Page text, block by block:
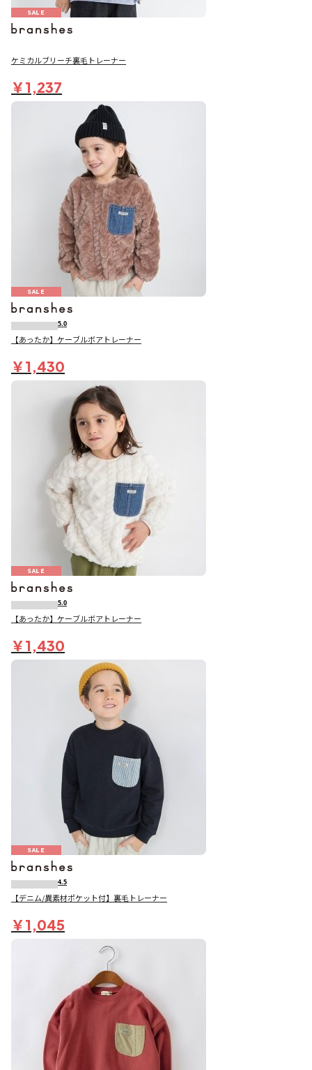
SALE
ケミカルブリーチ裏毛トレーナー
￥1,237
SALE
5.0
【あったか】ケーブルボアトレーナー
￥1,430
SALE
5.0
【あったか】ケーブルボアトレーナー
￥1,430
SALE
4.5
【デニム/異素材ポケット付】裏毛トレーナー
￥1,045